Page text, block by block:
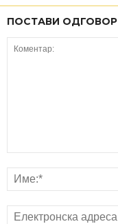
ПОСТАВИ ОДГОВОР